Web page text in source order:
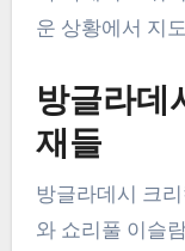
운 상황에서 지
방글라데
재들
방글라데시 크
와 쇼리풀 이슬